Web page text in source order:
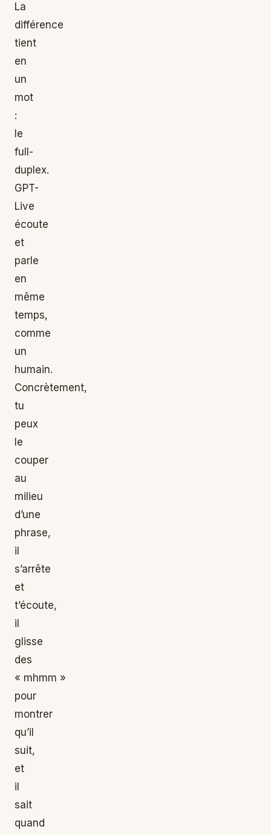
La
différence
tient
en
un
mot
:
le
full-
duplex.
GPT-
Live
écoute
et
parle
en
même
temps,
comme
un
humain.
Concrètement,
tu
peux
le
couper
au
milieu
d’une
phrase,
il
s’arrête
et
t’écoute,
il
glisse
des
« mhmm »
pour
montrer
qu’il
suit,
et
il
sait
quand